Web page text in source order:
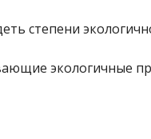
степени
экологичные